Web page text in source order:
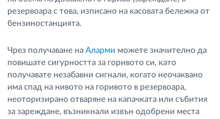
резервоара с това, изписано на касовата бележка от
бензиностанцията.
Чрез получаване на Аларми можете значително да
повишате сигурността за горивото си, като
получавате незабавни сигнали, когато неочаквано
има спад на нивото на горивото в резервоара,
неоторизирано отваряне на капачката или събития
за зареждане, възникнали извън одобрени места